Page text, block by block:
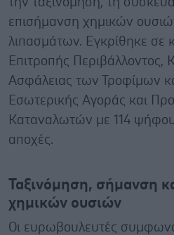
επισήμανση χημικών
λιπασμάτων. Εγκρίθηκε σε
Επιτροπής Περιβάλλοντος,
Ασφάλειας των Τροφίμων
Εσωτερικής Αγοράς και
Καταναλωτών με 114
αποχές.
Ταξινόμηση, σήμανση
χημικών ουσιών
Οι ευρωβουλευτές